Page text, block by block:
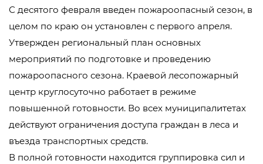
С десятого февраля введен пожароопасный сезон, в
целом по краю он установлен с первого апреля.
Утвержден региональный план основных
мероприятий по подготовке и проведению
пожароопасного сезона. Краевой лесопожарный
центр круглосуточно работает в режиме
повышенной готовности. Во всех муниципалитетах
действуют ограничения доступа граждан в леса и
въезда транспортных средств.
В полной готовности находится группировка сил и